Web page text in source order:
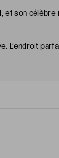
et son célèbre
L’endroit